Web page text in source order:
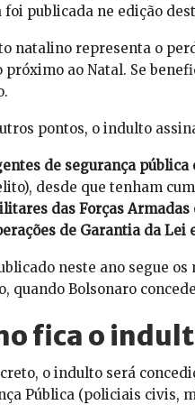
foi publicada ne edição
natalino representa o
próximo ao Natal. Se
pontos, o indulto
de segurança
desde que tenham
das Forças Armadas
de Garantia da Lei
neste ano segue
quando Bolsonaro
fica o
o indulto será
Pública (policiais civis,